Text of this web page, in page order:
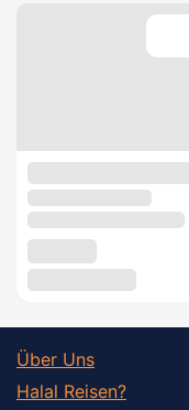
Über Uns
Halal Reisen?